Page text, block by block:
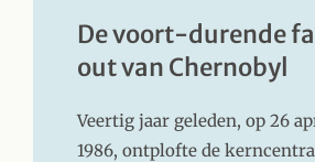
De voort-durende fall
out van Chernobyl
Veertig jaar geleden, op 26
1986, ontplofte de